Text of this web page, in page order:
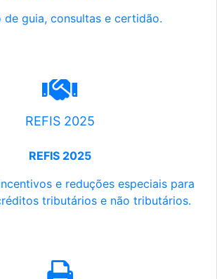
de guia, consultas e certidão.
REFIS 2025
REFIS 2025
e reduções especiais para
tributários e não tributários.